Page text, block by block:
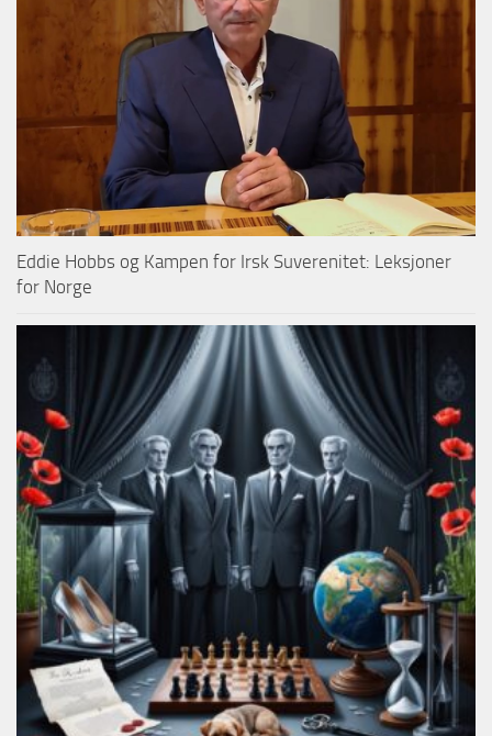
Eddie Hobbs og Kampen for Irsk Suverenitet: Leksjoner
for Norge